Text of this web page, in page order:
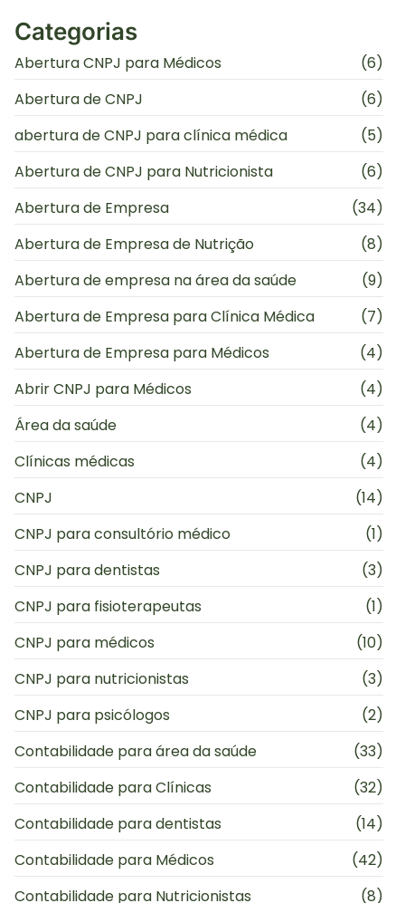
Categorias
Abertura CNPJ para Médicos
(6)
Abertura de CNPJ
(6)
abertura de CNPJ para clínica médica
(5)
Abertura de CNPJ para Nutricionista
(6)
Abertura de Empresa
(34)
Abertura de Empresa de Nutrição
(8)
Abertura de empresa na área da saúde
(9)
Abertura de Empresa para Clínica Médica
(7)
Abertura de Empresa para Médicos
(4)
Abrir CNPJ para Médicos
(4)
Área da saúde
(4)
Clínicas médicas
(4)
CNPJ
(14)
CNPJ para consultório médico
(1)
CNPJ para dentistas
(3)
CNPJ para fisioterapeutas
(1)
CNPJ para médicos
(10)
CNPJ para nutricionistas
(3)
CNPJ para psicólogos
(2)
Contabilidade para área da saúde
(33)
Contabilidade para Clínicas
(32)
Contabilidade para dentistas
(14)
Contabilidade para Médicos
(42)
Contabilidade para Nutricionistas
(8)